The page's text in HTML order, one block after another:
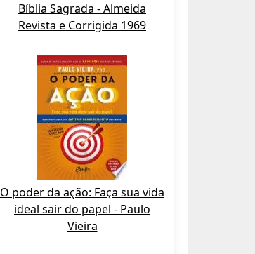
Bíblia Sagrada - Almeida
Revista e Corrigida 1969
O poder da ação: Faça sua vida
ideal sair do papel - Paulo
Vieira